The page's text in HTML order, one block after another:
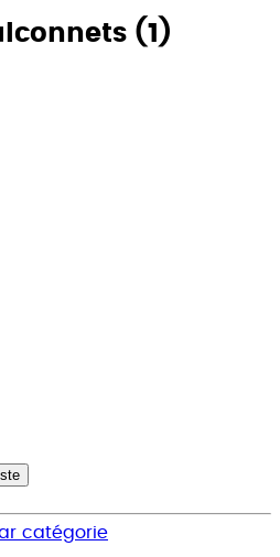
(1)
catégorie